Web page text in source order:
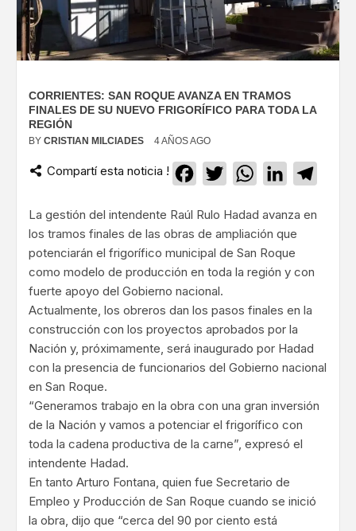
CORRIENTES: SAN ROQUE AVANZA EN TRAMOS
FINALES DE SU NUEVO FRIGORÍFICO PARA TODA LA
REGIÓN
BY CRISTIAN MILCIADES 4 AÑOS AGO
Compartí esta noticia ! Facebook
TwitterWhatsApp
LinkedIn
La gestión del intendente Raúl Rulo Hadad avanza en
los tramos finales de las obras de ampliación que
potenciarán el frigorífico municipal de San Roque
como modelo de producción en toda la región y con
fuerte apoyo del Gobierno nacional.
Actualmente, los obreros dan los pasos finales en la
construcción con los proyectos aprobados por la
Nación y, próximamente, será inaugurado por Hadad
con la presencia de funcionarios del Gobierno nacional
en San Roque.
“Generamos trabajo en la obra con una gran inversión
de la Nación y vamos a potenciar el frigorífico con
toda la cadena productiva de la carne”, expresó el
intendente Hadad.
En tanto Arturo Fontana, quien fue Secretario de
Empleo y Producción de San Roque cuando se inició
la obra, dijo que “cerca del 90 por ciento está